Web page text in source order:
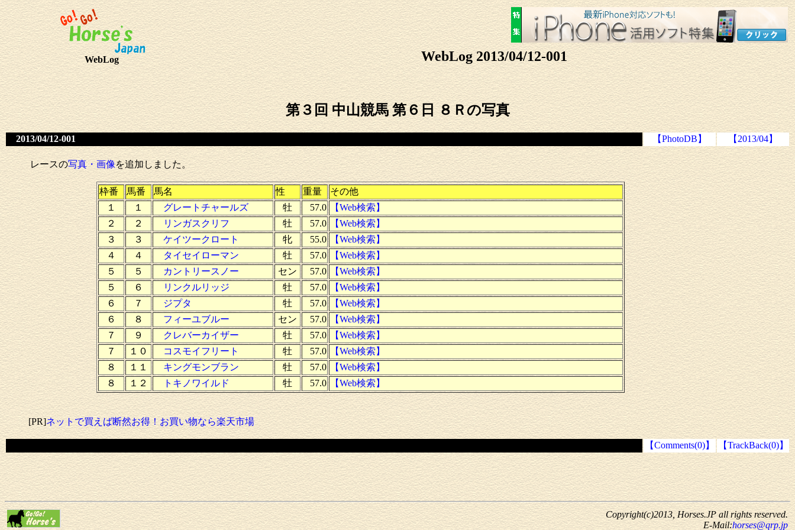
WebLog WebLog 2013/04/12-001
第３回 中山競馬 第６日 ８Ｒの写真
2013/04/12-001 【PhotoDB】 【2013/04】
レースの写真・画像を追加しました。
枠番 馬番 馬名 性 重量
その他
１
１ グレートチャールズ 牡 57.0
【Web検索】
２
２ リンガスクリフ 牡 57.0
【Web検索】
３
３ ケイツークロート 牝 55.0
【Web検索】
４
４ タイセイローマン 牡 57.0
【Web検索】
５
５ カントリースノー セン 57.0
【Web検索】
５
６ リンクルリッジ 牡 57.0
【Web検索】
６
７ ジプタ 牡 57.0
【Web検索】
６
８ フィーユブルー セン 57.0
【Web検索】
７
９ クレバーカイザー 牡 57.0
【Web検索】
７
１０ コスモイフリート 牡 57.0
【Web検索】
８
１１ キングモンブラン 牡 57.0
【Web検索】
８
１２ トキノワイルド 牡 57.0 【Web検索】
[PR]ネットで買えば断然お得！お買い物なら楽天市場
【Comments(0)】 【TrackBack(0)】
Copyright(c)2013, Horses.JP all rights reserved.
E-Mail:horses@qrp.jp